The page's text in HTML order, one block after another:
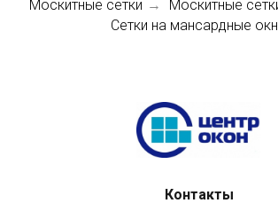
Москитные сетки → Москитные
Сетки на мансардные
Контакты